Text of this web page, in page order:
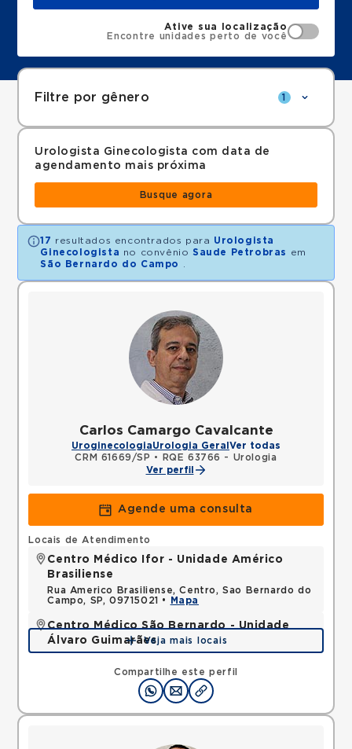
Ative sua localização
Encontre unidades perto de você
Filtre por gênero 1
Urologista Ginecologista com data de
agendamento mais próxima
Busque agora
17 resultados encontrados para Urologista
Ginecologista no convênio Saude Petrobras
em
São Bernardo do Campo
Carlos Camargo Cavalcante
UroginecologiaUrologia Geral Ver todas
CRM 61669/SP •
RQE 63766 - Urologia
Ver perfil
Agende uma consulta
Compartilhe este perfil
Locais de Atendimento
Centro Médico Ifor - Unidade Américo
Brasiliense
Rua Americo Brasiliense, Centro, Sao Bernardo do
Campo, SP, 09715021 •
Mapa
Centro Médico São Bernardo - Unidade
Álvaro Guimarães
Avenida Alvaro Guimaraes, Assuncao, Sao Bernardo
do Campo, SP, 09810010 •
Mapa
Veja mais locais